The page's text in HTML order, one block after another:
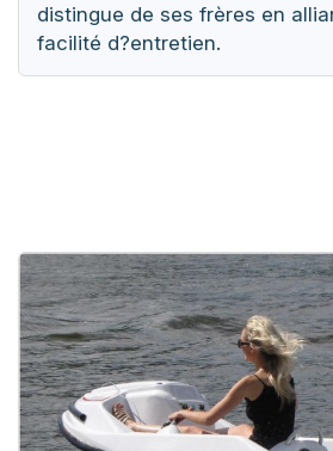
distingue de ses frères en
facilité d?entretien.